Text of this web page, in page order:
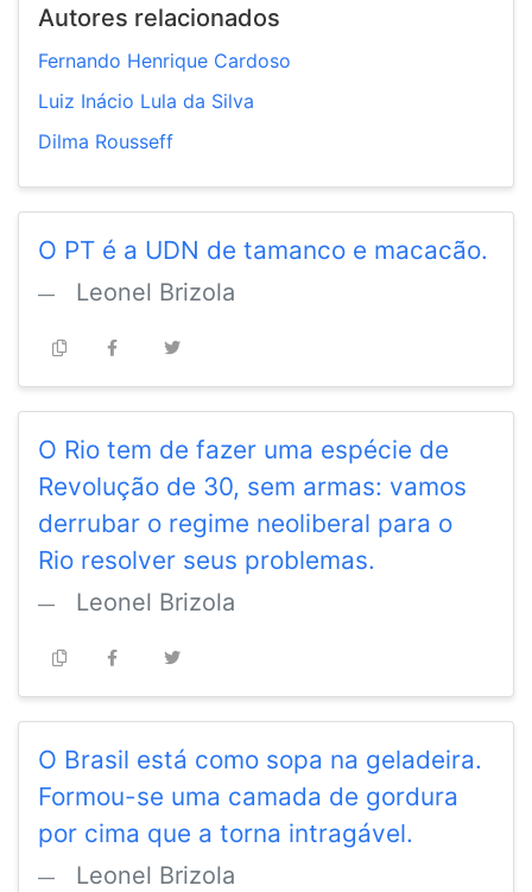
Autores relacionados
Fernando Henrique Cardoso
Luiz Inácio Lula da Silva
Dilma Rousseff
O PT é a UDN de tamanco e macacão.
Leonel Brizola
O Rio tem de fazer uma espécie de
Revolução de 30, sem armas: vamos
derrubar o regime neoliberal para o
Rio resolver seus problemas.
Leonel Brizola
O Brasil está como sopa na geladeira.
Formou-se uma camada de gordura
por cima que a torna intragável.
Leonel Brizola